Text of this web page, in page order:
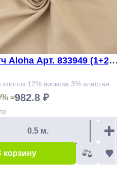
Aloha Арт. 833949 (1+2,5
12% вискоза 3% эластан
=982.8 ₽
корзину